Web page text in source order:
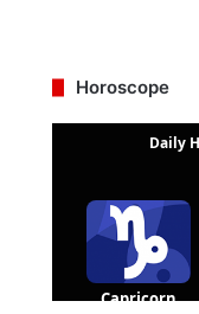
Horoscope